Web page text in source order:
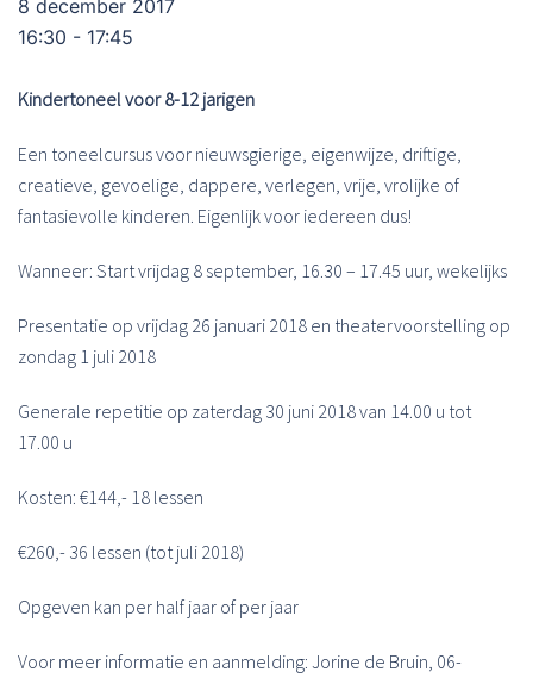
8 december 2017
16:30 - 17:45
Kindertoneel voor 8-12 jarigen
Een toneelcursus voor nieuwsgierige, eigenwijze, driftige,
creatieve, gevoelige, dappere, verlegen, vrije, vrolijke of
fantasievolle kinderen. Eigenlijk voor iedereen dus!
Wanneer: Start vrijdag 8 september, 16.30 – 17.45 uur, wekelijks
Presentatie op vrijdag 26 januari 2018 en theatervoorstelling op
zondag 1 juli 2018
Generale repetitie op zaterdag 30 juni 2018 van 14.00 u tot
17.00 u
Kosten: €144,- 18 lessen
€260,- 36 lessen (tot juli 2018)
Opgeven kan per half jaar of per jaar
Voor meer informatie en aanmelding: Jorine de Bruin, 06-